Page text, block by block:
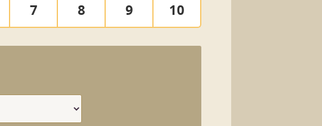
7 8 9 10